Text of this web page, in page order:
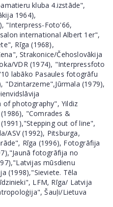
kluba 4.izstāde",
1964),
"Interpress-Foto'66,
international Albert 1er",
Rīga (1968),
Strakonice/Čehoslovākija
VDR (1974), "Interpressfoto
labāko Pasaules fotogrāfu
"Dzintarzeme",Jūrmala (1979),
of photography", Yildiz
"Comrades &
out of line",
ASV (1992), Pitsburga,
Rīga (1996), Fotogrāfija
fotogrāfija no
mūsdienu
(1998),"Sieviete. Tēla
LFM, Rīga/ Latvija
Šauļi/Lietuva